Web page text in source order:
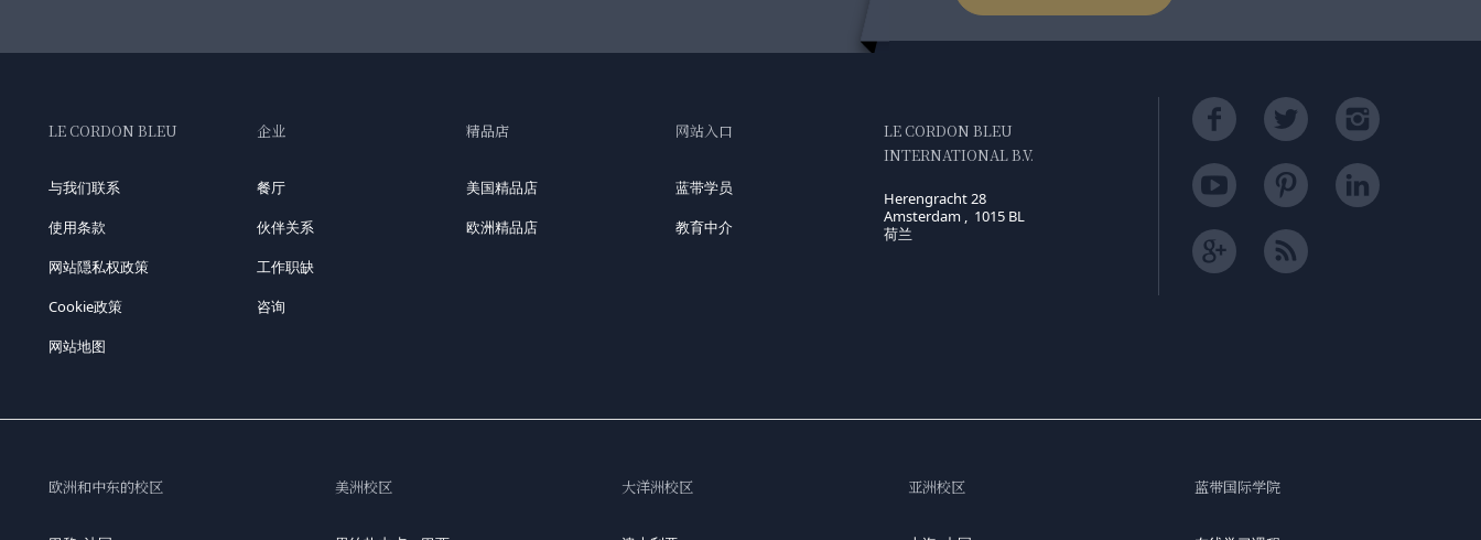
LE CORDON BLEU
与我们联系
使用条款
网站隠私权政策
Cookie政策
网站地图
企业
餐厅
伙伴关系
工作职缺
咨询
精品店
美国精品店
欧洲精品店
网站入口
蓝带学员
教育中介
LE CORDON BLEU
INTERNATIONAL B.V.
Herengracht 28
Amsterdam , 1015 BL
荷兰
欧洲和中东的校区 美洲校区 大洋洲校区 亚洲校区 蓝带国际学院